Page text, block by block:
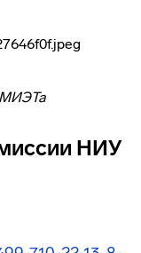
МИЭТа
НИУ